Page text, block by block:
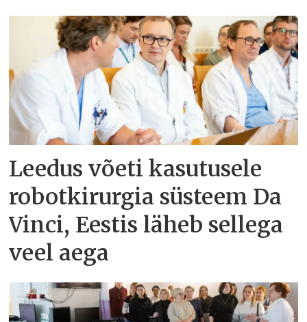
Leedus võeti kasutusele
robotkirurgia süsteem Da
Vinci, Eestis läheb sellega
veel aega